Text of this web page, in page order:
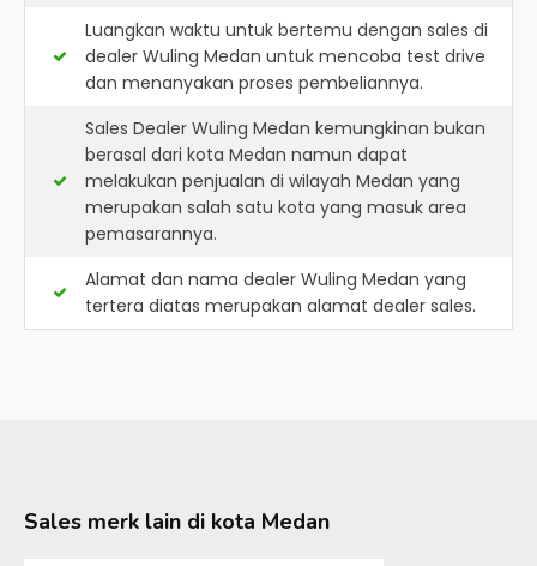
Luangkan waktu untuk bertemu dengan sales di
dealer Wuling Medan untuk mencoba test drive
dan menanyakan proses pembeliannya.
Sales Dealer Wuling Medan kemungkinan bukan
berasal dari kota Medan namun dapat
melakukan penjualan di wilayah Medan yang
merupakan salah satu kota yang masuk area
pemasarannya.
Alamat dan nama dealer Wuling Medan yang
tertera diatas merupakan alamat dealer sales.
Sales merk lain di kota Medan